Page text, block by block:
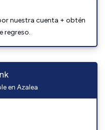
nuestra cuenta + obtén
regreso.
en Azalea